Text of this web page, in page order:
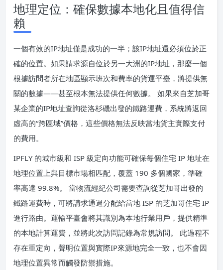
地理定位：確保數據本地化且值得信
賴
一個有效的IP地址僅是成功的一半；該IP地址還必須位於正
確的位置。如果請求源自位於另一大洲的IP地址，那麼一個
根據訪問者所在地區顯示班次和費率的貨運平臺，將提供無
關的數據——甚至根本無法提供任何數據。 如果來自芝加哥
某企業的IP地址查詢從洛杉磯出發的鐵路運費，系統將返回
虛高的“跨區域”價格，這些價格無法反映當地貨主實際支付
的費用。
IPFLY 的城市級和 ISP 級定向功能可確保每個住宅 IP 地址在
地理位置上與目標市場相匹配，覆蓋 190 多個國家，準確
率高達 99.8%。 當物流經紀公司需要查詢從芝加哥出發的
鐵路運費時，可將請求通過分配給當地 ISP 的芝加哥住宅 IP
進行路由。運輸平臺會將其識別為本地行業用戶，提供精準
的本地計算運費，並將此次訪問記錄為常規訪問。 此過程不
存在重定向，聲明位置與實際IP來源地完全一致，也不會因
地理位置異常而觸發防禦措施。